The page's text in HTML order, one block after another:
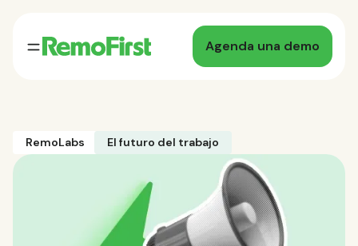
Agenda una demo
RemoLabs El futuro del trabajo